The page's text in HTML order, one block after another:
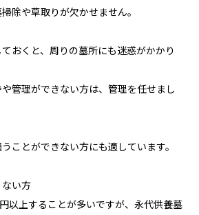
除や草取りが欠かせません。
おくと、周りの墓所にも迷惑がかかり
管理ができない方は、管理を任せまし
ことができない方にも適しています。
ない方
以上することが多いですが、永代供養墓